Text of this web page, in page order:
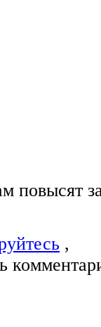
повысят
,